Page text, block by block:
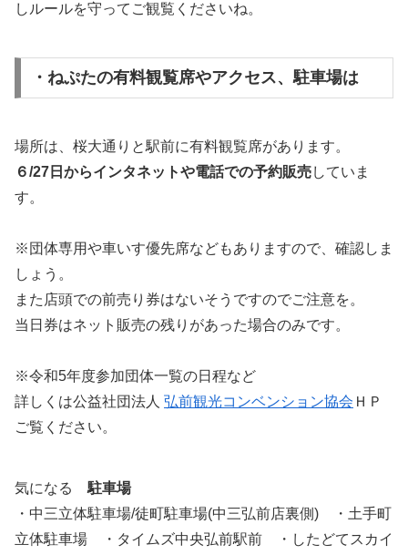
しルールを守ってご観覧くださいね。
・ねぷたの有料観覧席やアクセス、駐車場は
場所は、桜大通りと駅前に有料観覧席があります。
６/27日からインタネットや電話での予約販売していま
す。
※団体専用や車いす優先席などもありますので、確認しま
しょう。
また店頭での前売り券はないそうですのでご注意を。
当日券はネット販売の残りがあった場合のみです。
※令和5年度参加団体一覧の日程など
詳しくは公益社団法人 弘前観光コンベンション協会 ＨＰ
ご覧ください。
気になる 駐車場
・中三立体駐車場/徒町駐車場(中三弘前店裏側) ・土手町
立体駐車場 ・タイムズ中央弘前駅前 ・したどてスカイ